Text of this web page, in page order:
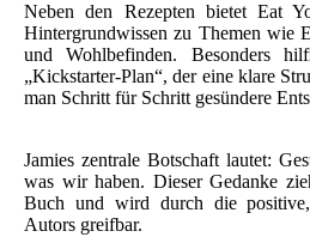
Neben den Rezepten bietet Eat
Hintergrundwissen zu Themen wie
und Wohlbefinden. Besonders
„Kickstarter-Plan“, der eine klare
man Schritt für Schritt gesündere
Jamies zentrale Botschaft lautet:
was wir haben. Dieser Gedanke
Buch und wird durch die positive,
Autors greifbar.